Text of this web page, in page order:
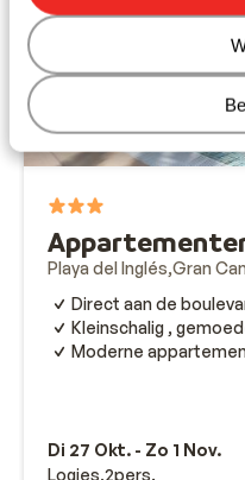
Playa del Inglés Gran
Direct aan de
Kleinschalig ,
Moderne
Di 27 Okt. - Zo 1 Nov.
Logies 2pers.